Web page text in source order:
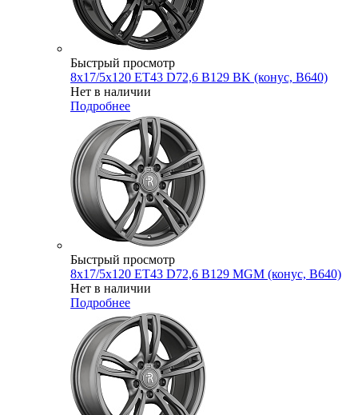
Быстрый просмотр
8x17/5x120 ET43 D72,6 B129 BK (конус, B640)
Нет в наличии
Подробнее
Быстрый просмотр
8x17/5x120 ET43 D72,6 B129 MGM (конус, B640)
Нет в наличии
Подробнее